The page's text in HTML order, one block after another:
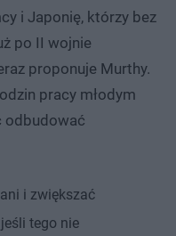
i Japonię, którzy bez
po II wojnie
proponuje Murthy.
pracy młodym
odbudować
i zwiększać
tego nie